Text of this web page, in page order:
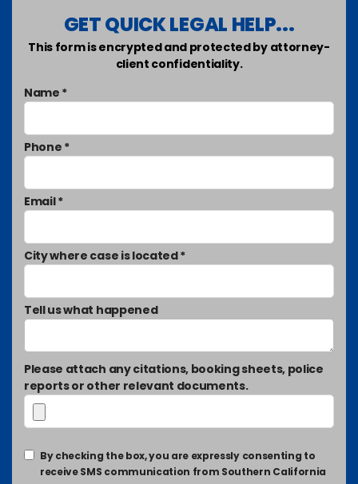
GET QUICK LEGAL HELP...
This form is encrypted and protected by attorney-
client confidentiality.
Name *
Phone *
Email *
City where case is located *
Tell us what happened
Please attach any citations, booking sheets, police
reports or other relevant documents.
By checking the box, you are expressly consenting to
receive SMS communication from Southern California